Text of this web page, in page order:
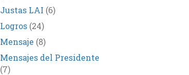
Justas LAI (6)
Logros(24)
Mensaje (8)
Mensajes del Presidente
(7)